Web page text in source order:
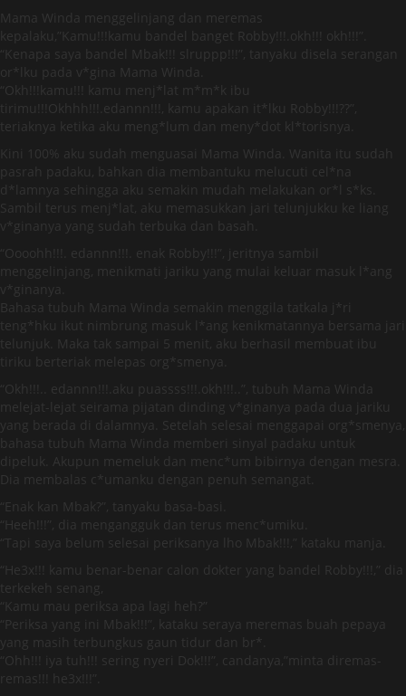
Mama Winda menggelinjang dan meremas
kepalaku,”Kamu!!!kamu bandel banget Robby!!!.okh!!! okh!!!”.
“Kenapa saya bandel Mbak!!! slruppp!!!”, tanyaku disela serangan
or*lku pada v*gina Mama Winda.
“Okh!!!kamu!!! kamu menj*lat m*m*k ibu
tirimu!!!Okhhh!!!.edannn!!!, kamu apakan it*lku Robby!!!??”,
teriaknya ketika aku meng*lum dan meny*dot kl*torisnya.
Kini 100% aku sudah menguasai Mama Winda. Wanita itu sudah
pasrah padaku, bahkan dia membantuku melucuti cel*na
d*lamnya sehingga aku semakin mudah melakukan or*l s*ks.
Sambil terus menj*lat, aku memasukkan jari telunjukku ke liang
v*ginanya yang sudah terbuka dan basah.
“Oooohh!!!. edannn!!!. enak Robby!!!”, jeritnya sambil
menggelinjang, menikmati jariku yang mulai keluar masuk l*ang
v*ginanya.
Bahasa tubuh Mama Winda semakin menggila tatkala j*ri
teng*hku ikut nimbrung masuk l*ang kenikmatannya bersama jari
telunjuk. Maka tak sampai 5 menit, aku berhasil membuat ibu
tiriku berteriak melepas org*smenya.
“Okh!!!.. edannn!!!.aku puassss!!!.okh!!!..”, tubuh Mama Winda
melejat-lejat seirama pijatan dinding v*ginanya pada dua jariku
yang berada di dalamnya. Setelah selesai menggapai org*smenya,
bahasa tubuh Mama Winda memberi sinyal padaku untuk
dipeluk. Akupun memeluk dan menc*um bibirnya dengan mesra.
Dia membalas c*umanku dengan penuh semangat.
“Enak kan Mbak?”, tanyaku basa-basi.
“Heeh!!!”, dia mengangguk dan terus menc*umiku.
“Tapi saya belum selesai periksanya lho Mbak!!!,” kataku manja.
“He3x!!! kamu benar-benar calon dokter yang bandel Robby!!!,” dia
terkekeh senang,
“Kamu mau periksa apa lagi heh?”
“Periksa yang ini Mbak!!!”, kataku seraya meremas buah pepaya
yang masih terbungkus gaun tidur dan br*.
“Ohh!!! iya tuh!!! sering nyeri Dok!!!”, candanya,”minta diremas-
remas!!! he3x!!!”.